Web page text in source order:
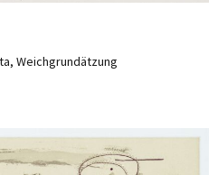
Weichgrundätzung